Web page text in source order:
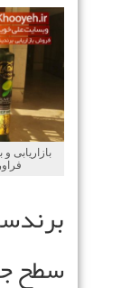
بازاریابی
سطح